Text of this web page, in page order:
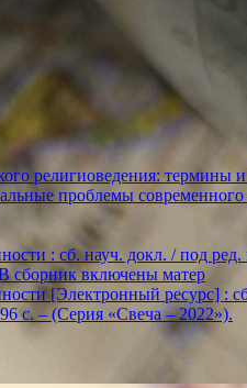
религиоведения: термины
проблемы
: сб. науч. докл. / под
сборник включены матер
[Электронный ресурс]
с. – (Серия «Свеча – 2022»).